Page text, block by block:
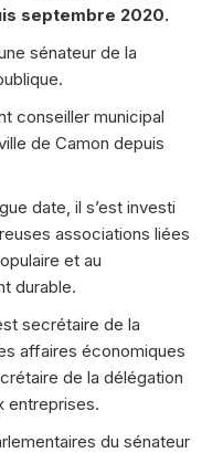
septembre 2020.
sénateur de la
conseiller municipal
de Camon depuis
date, il s’est investi
associations liées
et au
durable.
secrétaire de la
affaires économiques
de la délégation
entreprises.
du sénateur